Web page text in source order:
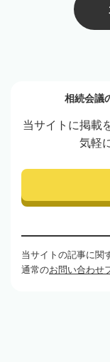
相続会議
当サイトに掲載
気軽
当サイトの記事に関
通常のお問い合わせ